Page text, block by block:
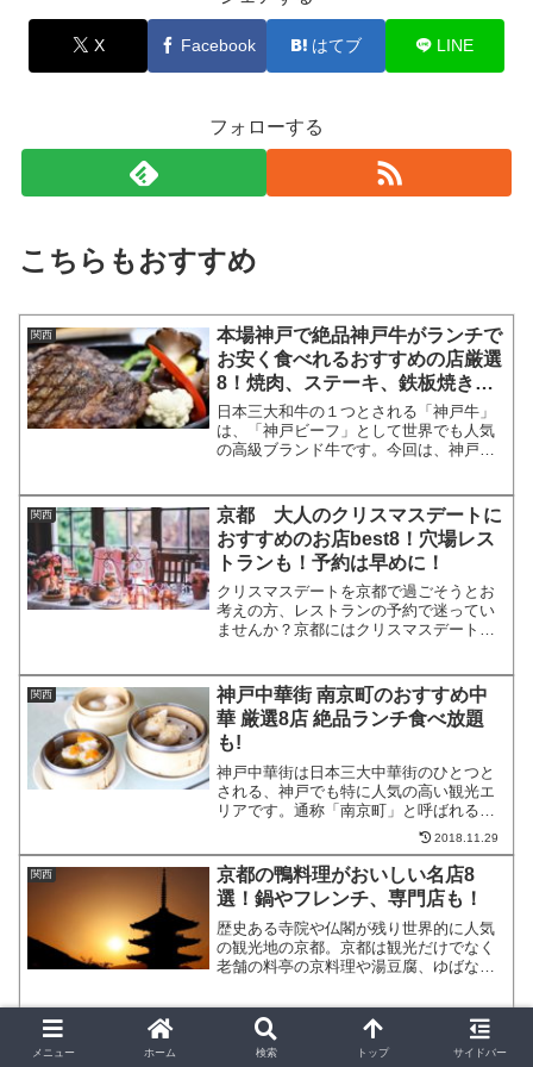
X Facebook はてブ LINE
フォローする
こちらもおすすめ
関西
本場神戸で絶品神戸牛がランチで
お安く食べれるおすすめの店厳選
8！焼肉、ステーキ、鉄板焼き
等々
日本三大和牛の１つとされる「神戸牛」
は、「神戸ビーフ」として世界でも人気
の高級ブランド牛です。今回は、神戸で
のお店を8店ご紹介します。神戸牛ランチ
１．ビフテキのカワムラ...
関西
京都 大人のクリスマスデートに
おすすめのお店best8！穴場レス
トランも！予約は早めに！
クリスマスデートを京都で過ごそうとお
考えの方、レストランの予約で迷ってい
ませんか？京都にはクリスマスデートに
れば調べるほど迷ってしまいますよね。
そこで、クリスマスデート...
関西
神戸中華街 南京町のおすすめ中
華 厳選8店 絶品ランチ食べ放題
も!
神戸中華街は日本三大中華街のひとつと
される、神戸でも特に人気の高い観光エ
リアです。通称「南京町」と呼ばれるエ
リアにはたくさんの中華料理店が立ち並
び、その中心には神戸中華街を象徴する
広場もあります。ランチタイムにはおト
クなメニューがあったりな...
2018.11.29
関西
京都の鴨料理がおいしい名店8
選！鍋やフレンチ、専門店も！
歴史ある寺院や仏閣が残り世界的に人気
の観光地の京都。京都は観光だけでなく
老舗の料亭の京料理や湯豆腐、ゆばなど
鴨料理も京都をイメージするグルメで
す。今回は京都で鴨料理がおいしい名店
を8店厳選してご紹介します...
関西
チーズタッカルビがおいしい大阪
のおすすめ韓国料理店8選！梅
メニュー ホーム 検索 トップ サイドバー